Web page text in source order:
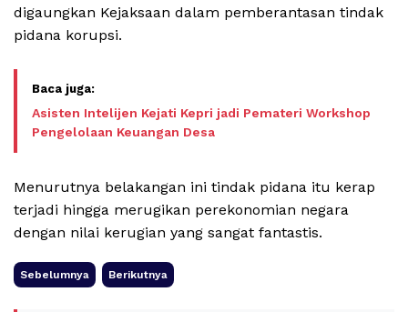
digaungkan Kejaksaan dalam pemberantasan tindak
pidana korupsi.
Asisten Intelijen Kejati Kepri jadi Pemateri Workshop
Pengelolaan Keuangan Desa
Menurutnya belakangan ini tindak pidana itu kerap
terjadi hingga merugikan perekonomian negara
dengan nilai kerugian yang sangat fantastis.
Sebelumnya Berikutnya